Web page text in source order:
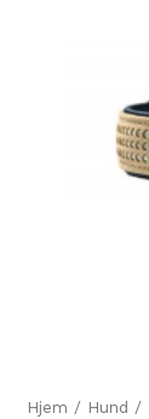
Hjem / Hund /